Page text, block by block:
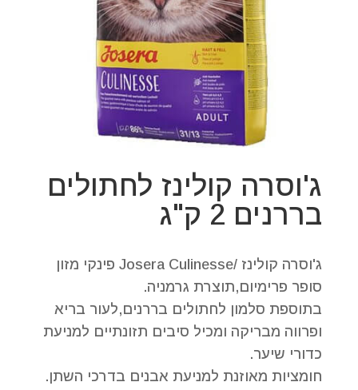
ג'וסרה קולינז לחתולים
בררנים 2 ק"ג
ג'וסרה קולינז /Josera Culinesse פינקי מזון
סופר פרימיום,תוצרת גרמניה.
בתוספת סלמון לחתולים בררנים,לעור בריא
ופרווה מבריקה ומכיל סיבים תזונתיים למניעת
כדורי שיער.
חומציות מאוזנת למניעת אבנים בדרכי השתן.